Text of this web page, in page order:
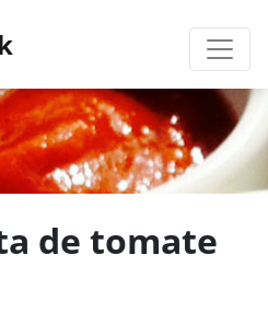
de tomate